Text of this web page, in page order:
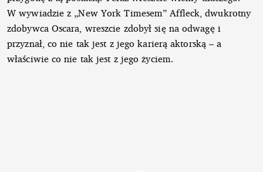
W wywiadzie z „New York Timesem” Affleck, dwukrotny
zdobywca Oscara, wreszcie zdobył się na odwagę i
przyznał, co nie tak jest z jego karierą aktorską – a
właściwie co nie tak jest z jego życiem.